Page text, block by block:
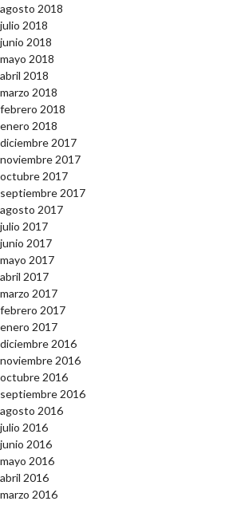
agosto 2018
julio 2018
junio 2018
mayo 2018
abril 2018
marzo 2018
febrero 2018
enero 2018
diciembre 2017
noviembre 2017
octubre 2017
septiembre 2017
agosto 2017
julio 2017
junio 2017
mayo 2017
abril 2017
marzo 2017
febrero 2017
enero 2017
diciembre 2016
noviembre 2016
octubre 2016
septiembre 2016
agosto 2016
julio 2016
junio 2016
mayo 2016
abril 2016
marzo 2016